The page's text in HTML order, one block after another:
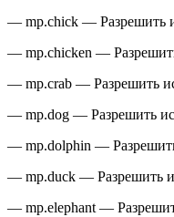
— mp.chick — Разрешить
— mp.chicken —
— mp.crab — Разрешить
— mp.dog — Разрешить
— mp.dolphin —
— mp.duck — Разрешить
— mp.elephant —